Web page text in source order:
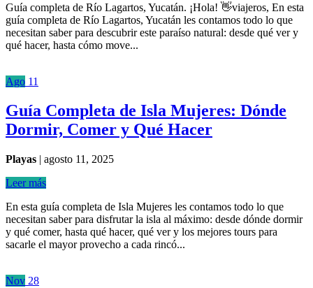
Guía completa de Río Lagartos, Yucatán. ¡Hola! 👋viajeros, En esta
guía completa de Río Lagartos, Yucatán les contamos todo lo que
necesitan saber para descubrir este paraíso natural: desde qué ver y
qué hacer, hasta cómo move...
Ago 11
Guía Completa de Isla Mujeres: Dónde
Dormir, Comer y Qué Hacer
Playas | agosto 11, 2025
Leer más
En esta guía completa de Isla Mujeres les contamos todo lo que
necesitan saber para disfrutar la isla al máximo: desde dónde dormir
y qué comer, hasta qué hacer, qué ver y los mejores tours para
sacarle el mayor provecho a cada rincó...
Nov 28